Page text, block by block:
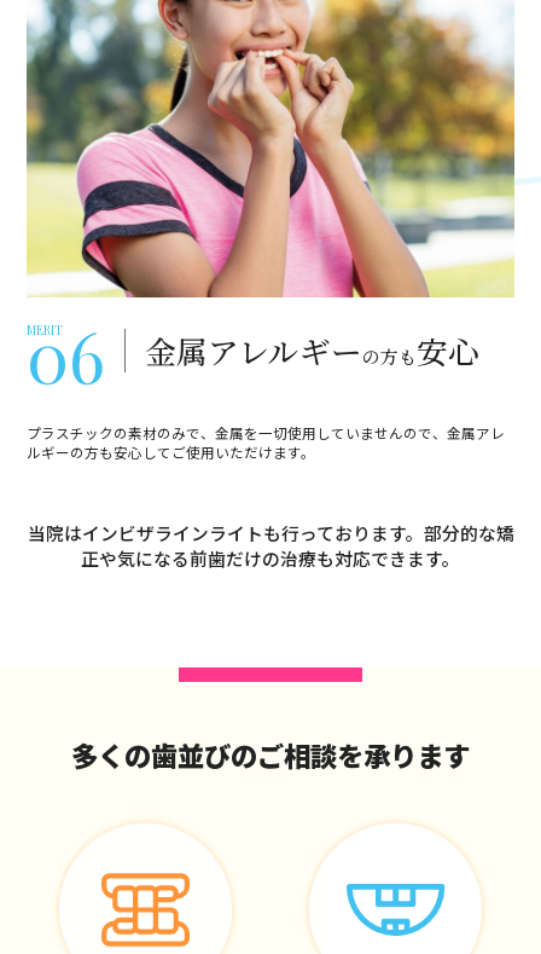
MERIT
06 金属アレルギーの方も安心
プラスチックの素材のみで、金属を一切使用していませんので、金属アレ
ルギーの方も安心してご使用いただけます。
当院はインビザラインライトも行っております。 部分的な矯
正や気になる前歯だけの治療も対応できます。
多くの歯並びのご相談を承ります